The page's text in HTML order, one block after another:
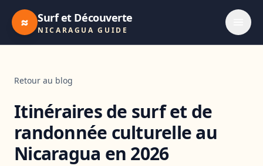
≈ Surf et Découverte
NICARAGUA GUIDE
Retour au blog
Itinéraires de surf et de
randonnée culturelle au
Nicaragua en 2026